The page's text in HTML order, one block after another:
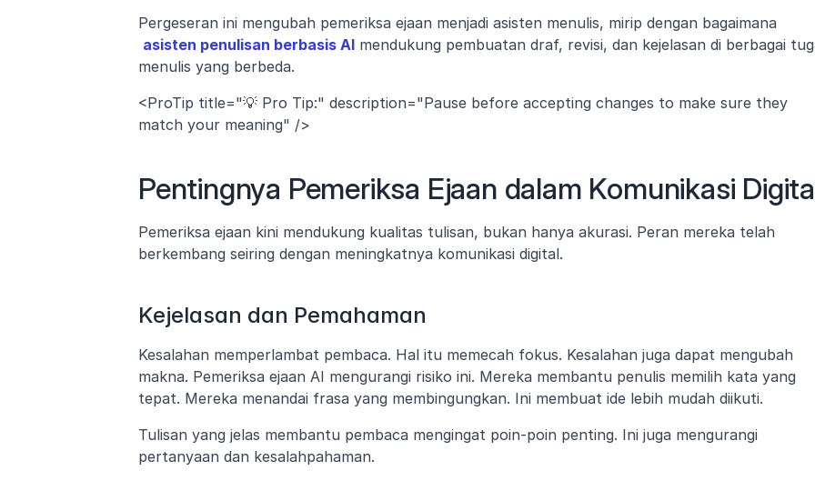
Pergeseran ini mengubah pemeriksa ejaan menjadi asisten menulis, mirip dengan bagaimana
asisten penulisan berbasis AI mendukung pembuatan draf, revisi, dan kejelasan di berbagai
menulis yang berbeda.
<ProTip title="💡 Pro Tip:" description="Pause before accepting changes to make sure they
match your meaning" />
Pentingnya Pemeriksa Ejaan dalam Komunikasi
Pemeriksa ejaan kini mendukung kualitas tulisan, bukan hanya akurasi. Peran mereka telah
berkembang seiring dengan meningkatnya komunikasi digital.
Kejelasan dan Pemahaman
Kesalahan memperlambat pembaca. Hal itu memecah fokus. Kesalahan juga dapat mengubah
makna. Pemeriksa ejaan AI mengurangi risiko ini. Mereka membantu penulis memilih kata yang
tepat. Mereka menandai frasa yang membingungkan. Ini membuat ide lebih mudah diikuti.
Tulisan yang jelas membantu pembaca mengingat poin-poin penting. Ini juga mengurangi
pertanyaan dan kesalahpahaman.